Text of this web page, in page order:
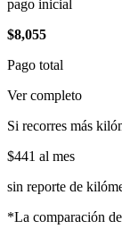
pago inicial
$8,055
Pago total
Ver completo
Si recorres más
$441 al mes
sin reporte de
*La comparación